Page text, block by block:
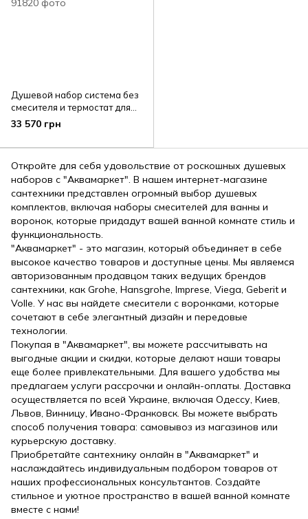
Душевой набор система без
смесителя и термостат для
ванны GROHE TEMPESTA
NEW 34567002
33 570 грн
Откройте для себя удовольствие от роскошных душевых
наборов с "Аквамаркет". В нашем интернет-магазине
сантехники представлен огромный выбор душевых
комплектов, включая наборы смесителей для ванны и
воронок, которые придадут вашей ванной комнате стиль и
функциональность.
"Аквамаркет" - это магазин, который объединяет в себе
высокое качество товаров и доступные цены. Мы являемся
авторизованным продавцом таких ведущих брендов
сантехники, как Grohe, Hansgrohe, Imprese, Viega, Geberit и
Volle. У нас вы найдете смесители с воронками, которые
сочетают в себе элегантный дизайн и передовые
технологии.
Покупая в "Аквамаркет", вы можете рассчитывать на
выгодные акции и скидки, которые делают наши товары
еще более привлекательными. Для вашего удобства мы
предлагаем услуги рассрочки и онлайн-оплаты. Доставка
осуществляется по всей Украине, включая Одессу, Киев,
Львов, Винницу, Ивано-Франковск. Вы можете выбрать
способ получения товара: самовывоз из магазинов или
курьерскую доставку.
Приобретайте сантехнику онлайн в "Аквамаркет" и
наслаждайтесь индивидуальным подбором товаров от
наших профессиональных консультантов. Создайте
стильное и уютное пространство в вашей ванной комнате
вместе с нами!